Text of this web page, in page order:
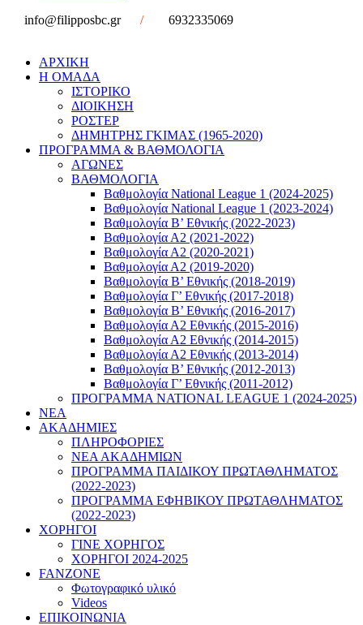
info@filipposbc.gr
/ 6932335069
ΑΡΧΙΚΗ
Η ΟΜΑΔΑ
ΙΣΤΟΡΙΚΟ
ΔΙΟΙΚΗΣΗ
ΡΟΣΤΕΡ
ΔΗΜΗΤΡΗΣ ΓΚΙΜΑΣ (1965-2020)
ΠΡΟΓΡΑΜΜΑ & ΒΑΘΜΟΛΟΓΙΑ
ΑΓΩΝΕΣ
ΒΑΘΜΟΛΟΓΙΑ
Βαθμολογία National League 1 (2024-2025)
Βαθμολογία National League 1 (2023-2024)
Βαθμολογία Β’ Εθνικής (2022-2023)
Βαθμολογία Α2 (2021-2022)
Βαθμολογία Α2 (2020-2021)
Βαθμολογία Α2 (2019-2020)
Βαθμολογία B’ Εθνικής (2018-2019)
Βαθμολογία Γ’ Εθνικής (2017-2018)
Βαθμολογία Β’ Εθνικής (2016-2017)
Βαθμολογία Α2 Εθνικής (2015-2016)
Βαθμολογία Α2 Εθνικής (2014-2015)
Βαθμολογία Α2 Εθνικής (2013-2014)
Βαθμολογία Β’ Εθνικής (2012-2013)
Βαθμολογία Γ’ Εθνικής (2011-2012)
ΠΡΟΓΡΑΜΜΑ NATIONAL LEAGUE 1 (2024-2025)
ΝΕΑ
ΑΚΑΔΗΜΙΕΣ
ΠΛΗΡΟΦΟΡΙΕΣ
ΝΕΑ ΑΚΑΔΗΜΙΩΝ
ΠΡΟΓΡΑΜΜΑ ΠΑΙΔΙΚΟΥ ΠΡΩΤΑΘΛΗΜΑΤΟΣ
(2022-2023)
ΠΡΟΓΡΑΜΜΑ ΕΦΗΒΙΚΟΥ ΠΡΩΤΑΘΛΗΜΑΤΟΣ
(2022-2023)
ΧΟΡΗΓΟΙ
ΓΙΝΕ ΧΟΡΗΓΟΣ
ΧΟΡΗΓΟΙ 2024-2025
FANZONE
Φωτογραφικό υλικό
Videos
ΕΠΙΚΟΙΝΩΝΙΑ